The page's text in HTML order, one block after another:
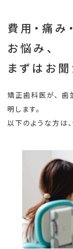
費用・痛み
お悩み、
まずはお聞
矯正歯科医が、 歯
明します。
以下のような方は